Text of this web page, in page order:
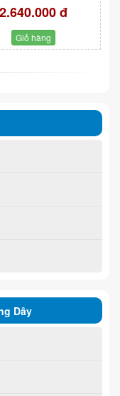
2.640.000 đ
Giỏ hàng
Dây